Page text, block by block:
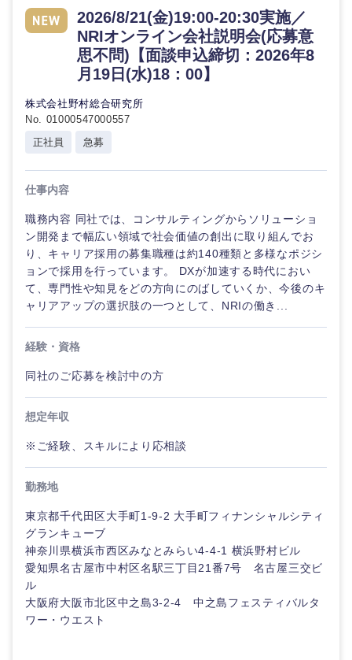
選択する
2026/8/21(金)19:00-20:30実施／
NRIオンライン会社説明会(応募意
思不問)【面談申込締切：2026年8
月19日(水)18：00】
株式会社野村総合研究所
No. 01000547000557
正社員
急募
仕事内容
職務内容 同社では、コンサルティングからソリューショ
ン開発まで幅広い領域で社会価値の創出に取り組んでお
り、キャリア採用の募集職種は約140種類と多様なポジシ
ョンで採用を行っています。 DXが加速する時代におい
て、専門性や知見をどの方向にのばしていくか、今後のキ
ャリアアップの選択肢の一つとして、NRIの働き...
経験・資格
同社のご応募を検討中の方
想定年収
※ご経験、スキルにより応相談
勤務地
東京都千代田区大手町1-9-2 大手町フィナンシャルシティ
グランキューブ
神奈川県横浜市西区みなとみらい4-4-1 横浜野村ビル
愛知県名古屋市中村区名駅三丁目21番7号 名古屋三交ビ
ル
大阪府大阪市北区中之島3-2-4 中之島フェスティバルタ
ワー・ウエスト